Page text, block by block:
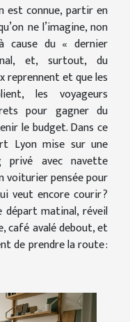
est connue, partir en
ne l’imagine, non
cause du « dernier
et, surtout, du
reprennent et que les
les voyageurs
pour gagner du
le budget. Dans ce
Lyon mise sur une
privé avec navette
voiturier pensée pour
veut encore courir ?
départ matinal, réveil
café avalé debout, et
de prendre la route :